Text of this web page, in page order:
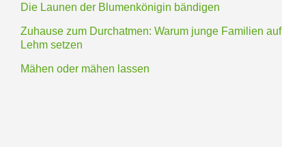
Die Launen der Blumenkönigin bändigen
Zuhause zum Durchatmen: Warum junge Familien auf
Lehm setzen
Mähen oder mähen lassen